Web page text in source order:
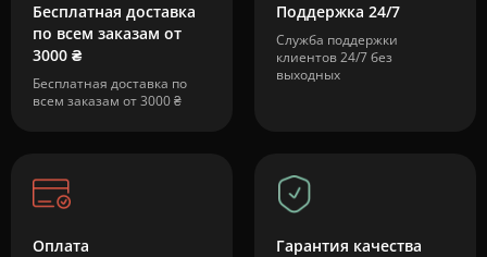
Бесплатная доставка
по всем заказам от
3000 ₴
Бесплатная доставка по
всем заказам от 3000 ₴
Поддержка 24/7
Служба поддержки
клиентов 24/7 без
выходных
Оплата Гарантия качества